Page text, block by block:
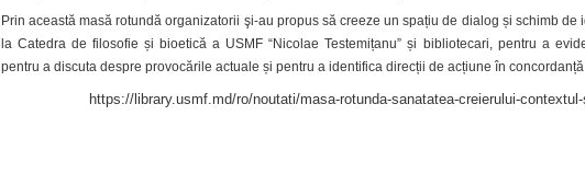
Prin această masă rotundă organizatorii şi-au propus să creeze un spațiu de dialog și schimb de
la Catedra de filosofie și bioetică a USMF “Nicolae Testemițanu” și bibliotecari, pentru a
pentru a discuta despre provocările actuale și pentru a identifica direcții de acțiune în
https://library.usmf.md/ro/noutati/masa-rotunda-sanatatea-creierului-